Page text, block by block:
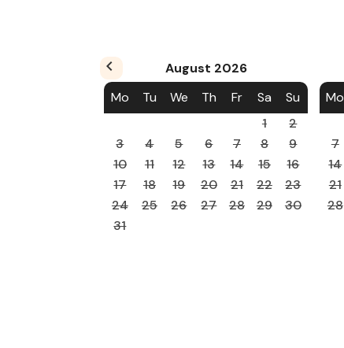
August 2026
Mo
Tu We Th Fr Sa
Su
1
2
3
4 5 6 7 8
9
10
11 12 13 14 15
16
17
18 19 20 21 22
23
24
25 26 27 28 29
30
31
Mo
7
14
21
28